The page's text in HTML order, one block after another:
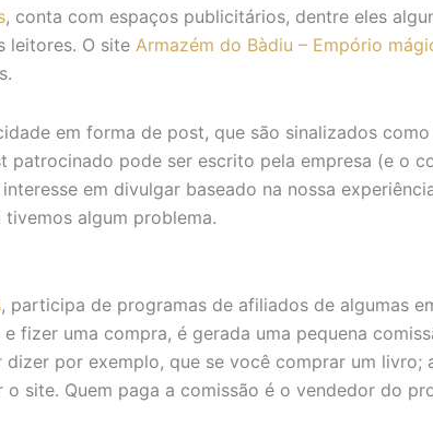
, conta com espaços publicitários, dentre eles
leitores. O site Armazém do Bàdiu – Empório
em forma de post, que são sinalizados
patrocinado pode ser escrito pela empresa (e o
em divulgar baseado na nossa
algum problema.
, participa de programas de afiliados de algumas
fizer uma compra, é gerada uma pequena
por exemplo, que se você comprar um livro;
site. Quem paga a comissão é o vendedor do